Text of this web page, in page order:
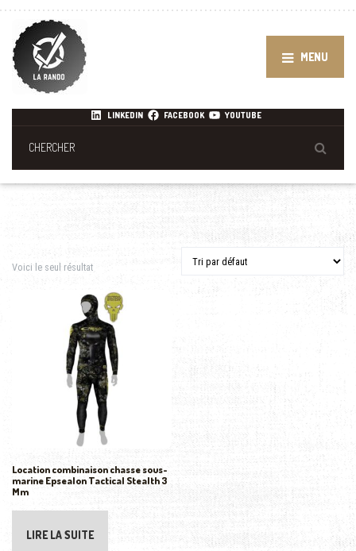
MENU
LINKEDIN FACEBOOK YOUTUBE
Voici le seul résultat
Location combinaison chasse sous-
marine Epsealon Tactical Stealth 3
Mm
LIRE LA SUITE